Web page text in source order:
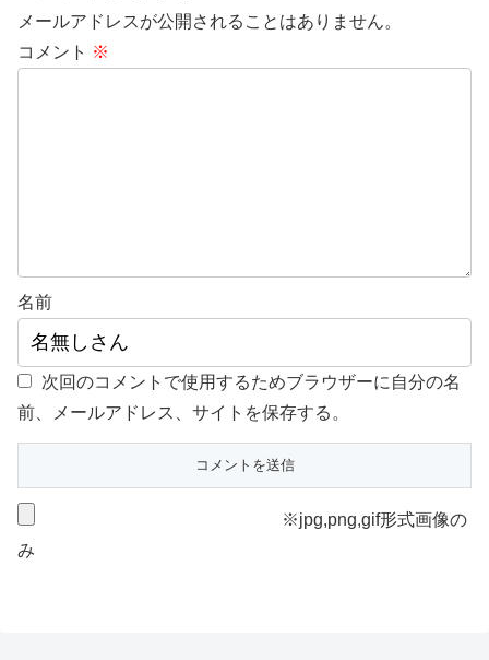
メールアドレスが公開されることはありません。
コメント ※
名前
次回のコメントで使用するためブラウザーに自分の名
前、メールアドレス、サイトを保存する。
※jpg,png,gif形式画像の
み